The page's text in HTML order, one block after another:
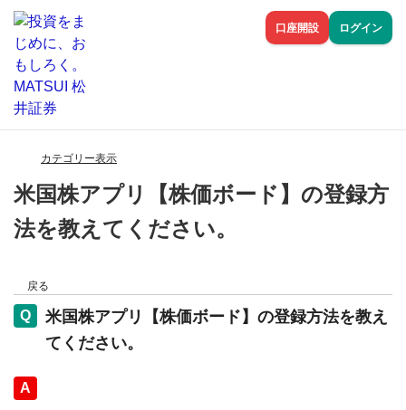
口座開設 ログイン
カテゴリー表示
米国株アプリ【株価ボード】の登録方
法を教えてください。
戻る
米国株アプリ【株価ボード】の登録方法を教え
てください。
回答